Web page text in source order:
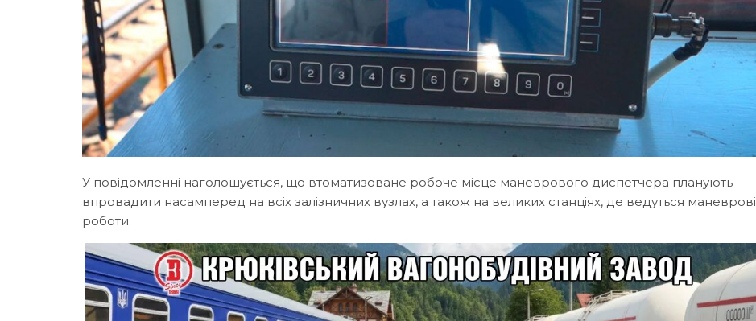
У повідомленні наголошується, що втоматизоване робоче місце маневрового диспетчера планують
впровадити насамперед на всіх залізничних вузлах, а також на великих станціях, де ведуться маневрові
роботи.